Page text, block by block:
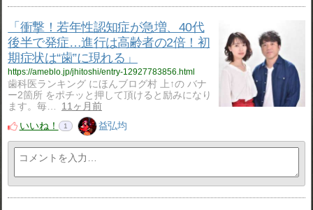
「衝撃！若年性認知症が急増、40代
後半で発症…進行は高齢者の2倍！初
期症状は“歯”に現れる」
https://ameblo.jp/jhitoshi/entry-12927783856.html
歯科医ランキング にほんブログ村 上↑の バナ
ー2箇所 をポチッと押して頂けると励みになり
ます。毎…
11ヶ月前
いいね！
1 益弘均